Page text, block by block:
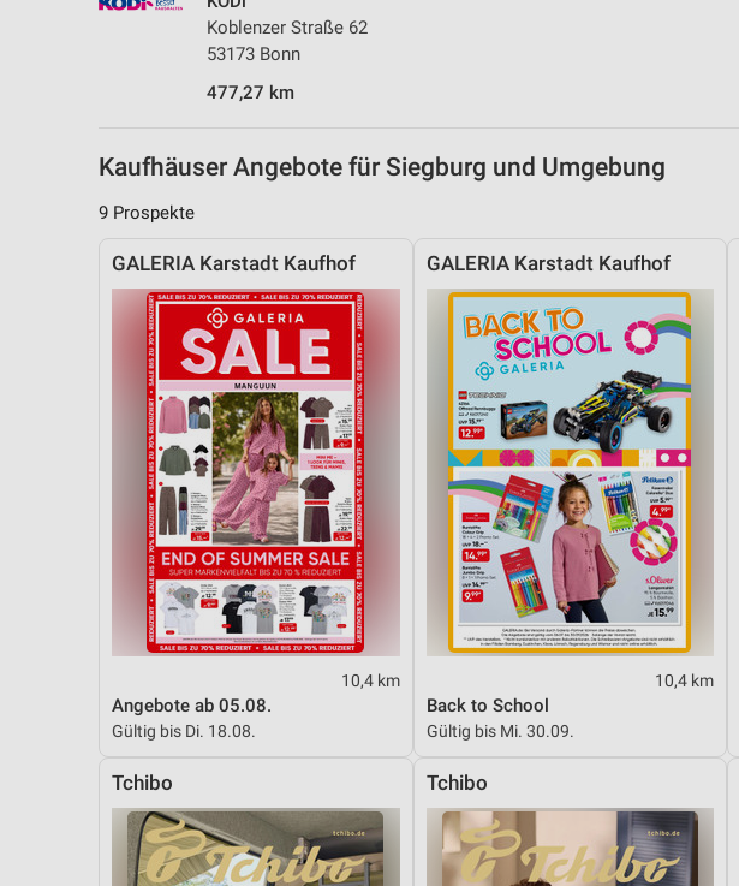
Koblenzer Straße 62
53173 Bonn
477,27 km
Kaufhäuser Angebote für Siegburg und Umgebung
9 Prospekte
GALERIA Karstadt Kaufhof
10,4 km
Angebote ab 05.08.
Gültig bis Di. 18.08.
GALERIA Karstadt Kaufhof
10,4 km
Back to School
Gültig bis Mi. 30.09.
Tchibo Tchibo
Nicht-IAB-Verarbeitungszwecke:
Funktional